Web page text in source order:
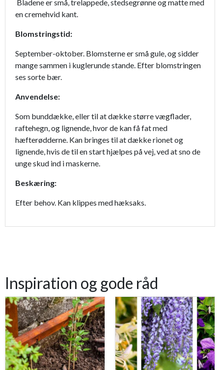
Bladene er små, trelappede, stedsegrønne og matte med
en cremehvid kant.
Blomstringstid:
September-oktober. Blomsterne er små gule, og sidder
mange sammen i kuglerunde stande. Efter blomstringen
ses sorte bær.
Anvendelse:
Som bunddække, eller til at dække større vægflader,
raftehegn, og lignende, hvor de kan få fat med
hæfterødderne. Kan bringes til at dække rionet og
lignende, hvis de til en start hjælpes på vej, ved at sno de
unge skud ind i maskerne.
Beskæring:
Efter behov. Kan klippes med hæksaks.
Inspiration og gode råd